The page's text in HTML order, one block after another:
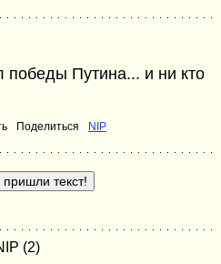
победы Путина... и ни кто
Поделиться NIP
(2)